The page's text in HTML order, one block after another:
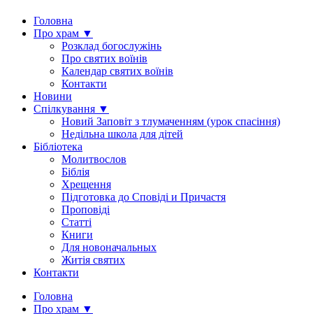
Головна
Про храм ▼
Розклад богослужінь
Про святих воїнів
Календар святих воїнів
Контакти
Новини
Спілкування ▼
Новий Заповіт з тлумаченням (урок спасіння)
Недільна школа для дітей
Бібліотека
Молитвослов
Біблія
Хрещення
Підготовка до Сповіді и Причастя
Проповіді
Статті
Книги
Для новоначальных
Житія святих
Контакти
Головна
Про храм ▼